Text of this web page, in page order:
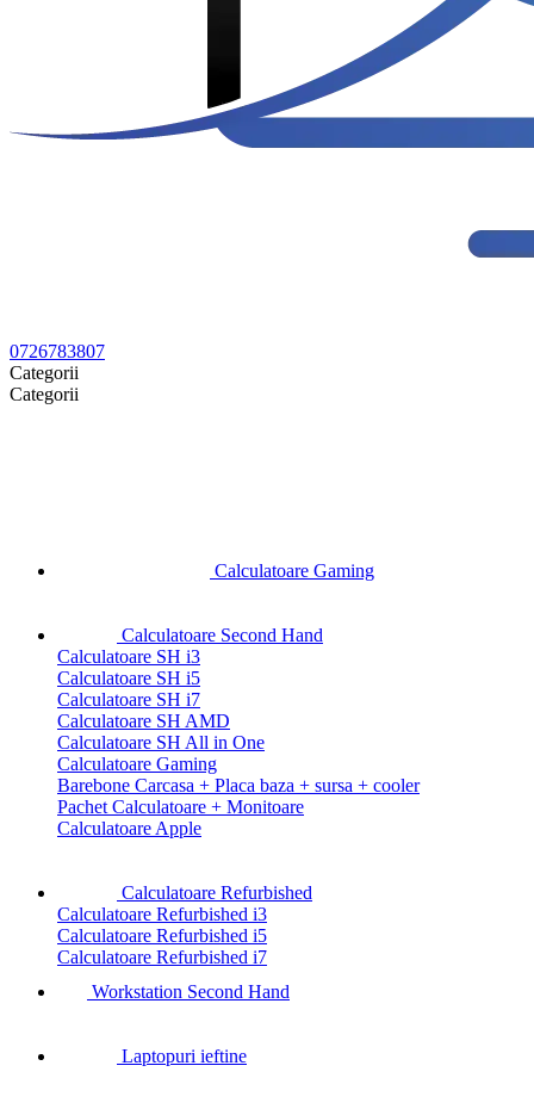
0726783807
Categorii
Categorii
Calculatoare Gaming
Calculatoare Second Hand
Calculatoare SH i3
Calculatoare SH i5
Calculatoare SH i7
Calculatoare SH AMD
Calculatoare SH All in One
Calculatoare Gaming
Barebone Carcasa + Placa baza + sursa + cooler
Pachet Calculatoare + Monitoare
Calculatoare Apple
Calculatoare Refurbished
Calculatoare Refurbished i3
Calculatoare Refurbished i5
Calculatoare Refurbished i7
Workstation Second Hand
Laptopuri ieftine